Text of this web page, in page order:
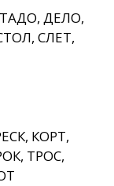
ДЕЛО,
СЛЕТ,
КОРТ,
ТРОС,